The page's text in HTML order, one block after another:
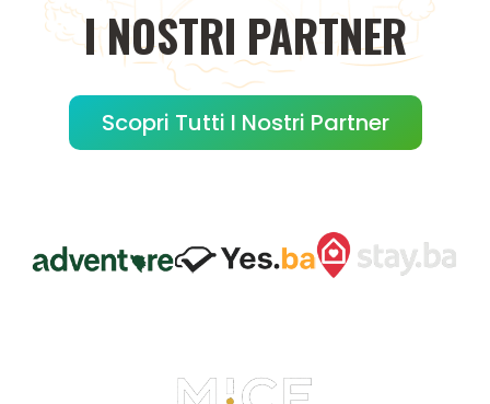
INOSTRI PARTNER
Scopri Tutti I Nostri Partner